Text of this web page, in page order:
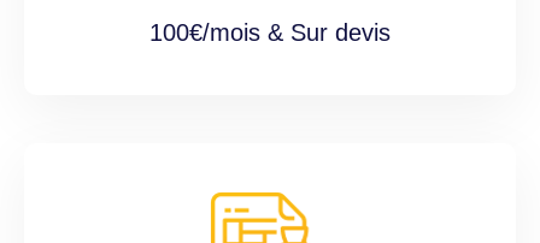
100€/mois & Sur devis